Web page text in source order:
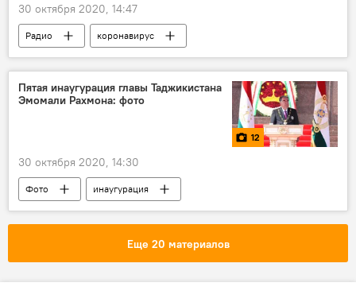
30 октября 2020, 14:47
Радио
коронавирус
Коронавирус в Таджикистане: последние новости
Пятая инаугурация главы Таджикистана
Эмомали Рахмона: фото
12
30 октября 2020, 14:30
Фото
инаугурация
Эмомали Рахмон
Таджикистан
Еще 20 материалов